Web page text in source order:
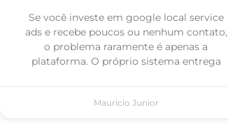
Se você investe em google local service
ads e recebe poucos ou nenhum contato,
o problema raramente é apenas a
plataforma. O próprio sistema entrega
Mauricio Junior